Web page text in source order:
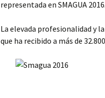
representada en SMAGUA 2016.
La elevada profesionalidad y
que ha recibido a más de